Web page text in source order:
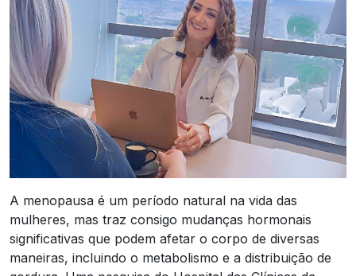
A menopausa é um período natural na vida das
mulheres, mas traz consigo mudanças hormonais
significativas que podem afetar o corpo de diversas
maneiras, incluindo o metabolismo e a distribuição de